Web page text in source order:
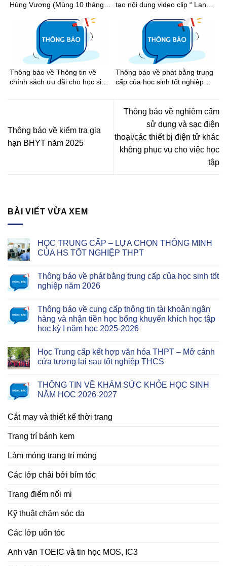
Hùng Vương (Mùng 10 tháng 3
(30/4) và Ngày Quốc tế Lao
động (01/5) năm 2026
tạo nội dung video clip “ Lan
đường Thành phố Hồ Chí Minh
Thông báo về Thông tin về
chính sách ưu đãi cho học sinh
Thông báo về phát bằng trung
cấp của học sinh tốt nghiệp
Thông báo về kiểm tra gia
hạn BHYT năm 2025
Thông báo về nghiêm cấm
sử dụng và sạc điện
thoại/các thiết bị điện tử khác
không phục vụ cho việc học
tập
BÀI VIẾT VỪA XEM
HỌC TRUNG CẤP – LỰA CHỌN THÔNG MINH
CỦA HS TỐT NGHIỆP THPT
Thông báo về phát bằng trung cấp của học sinh tốt
nghiệp năm 2026
Thông báo về cung cấp thông tin tài khoản ngân
hàng và nhận tiền học bổng khuyến khích học tập
học kỳ I năm học 2025-2026
Học Trung cấp kết hợp văn hóa THPT – Mở cánh
cửa tương lai sau tốt nghiệp THCS
THÔNG TIN VỀ KHÁM SỨC KHỎE HỌC SINH
NĂM HỌC 2026-2027
Cắt may và thiết kế thời trang
Trang trí bánh kem
Làm móng trang trí móng
Các lớp chải bới bím tóc
Trang điểm nối mi
Kỹ thuật chăm sóc da
Các lớp uốn tóc
Anh văn TOEIC và tin học MOS, IC3